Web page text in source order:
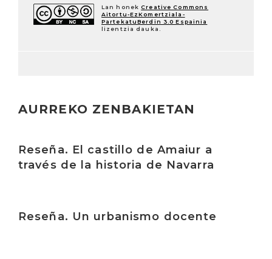
Lan honek Creative Commons
Aitortu-EzKomertziala-
PartekatuBerdin 3.0 Espainia
lizentzia dauka.
AURREKO ZENBAKIETAN
Reseña. El castillo de Amaiur a
través de la historia de Navarra
Reseña. Un urbanismo docente